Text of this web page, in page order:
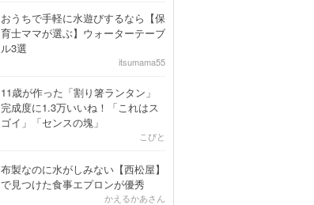
おうちで手軽に水遊びするなら【保
育士ママが選ぶ】ウォーターテーブ
ル3選
itsumama55
11歳が作った「割り箸ランタン」
完成度に1.3万いいね！「これはス
ゴイ」「センスの塊」
こびと
布製なのに水がしみない【西松屋】
で見つけた食事エプロンが優秀
かえるかあさん